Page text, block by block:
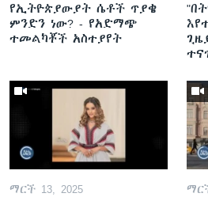
የኢትዮጵያውያት ሴቶች ጥያቄ
ምንድን ነው? - የአድማጭ
ተመልካቾች አስተያየት
ማርች 13, 2025